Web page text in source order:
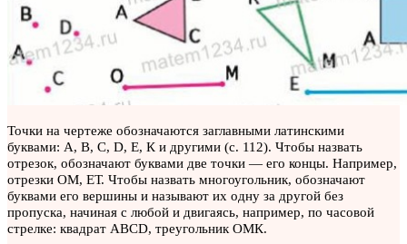
Точки на чертеже обозначаются заглавными латинскими
буквами: А, В, С, D, Е, К и другими (с. 112). Чтобы назвать
отрезок, обозначают буквами две точки — его концы. Например,
отрезки ОМ, ЕТ. Чтобы назвать многоугольник, обозначают
буквами его вершины и называют их одну за другой без
пропуска, начиная с любой и двигаясь, например, по часовой
стрелке: квадрат ABCD, треугольник ОМК.